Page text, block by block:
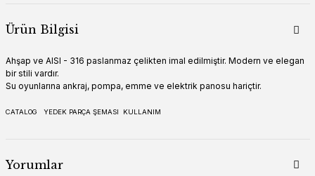
Ürün Bilgisi
Ahşap ve AISI - 316 paslanmaz çelikten imal edilmiştir. Modern ve elegan
bir stili vardır.
Su oyunlarına ankraj, pompa, emme ve elektrik panosu hariçtir.
CATALOG YEDEK PARÇA ŞEMASI KULLANIM
Yorumlar